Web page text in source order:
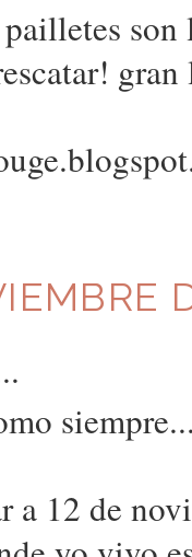
a 12 de